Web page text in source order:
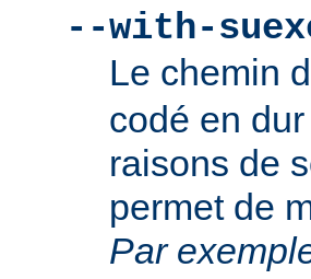
--with-
Le chemin
codé en
raisons de
permet de
Par